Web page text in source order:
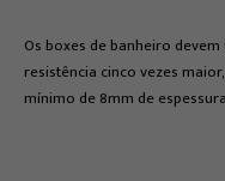
Os boxes de banheiro
resistência cinco vezes
mínimo de 8mm de